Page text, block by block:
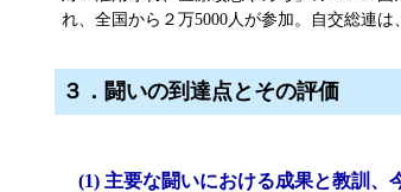
れ、全国から２万5000人が参加。自交総連は
３．闘いの到達点とその評価
(1) 主要な闘いにおける成果と教訓、